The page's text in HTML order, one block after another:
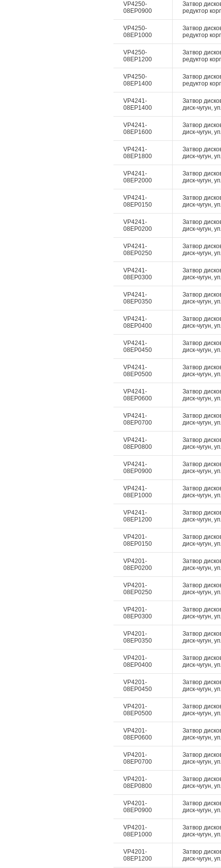
VP4250-
08EP0900
Затвор
редуктор
VP4250-
08EP1000
Затвор
редуктор
VP4250-
08EP1200
Затвор
редуктор
VP4250-
08EP1400
Затвор
редуктор
VP4241-
08EP1400
Затвор
диск-чугун,
VP4241-
08EP1600
Затвор
диск-чугун,
VP4241-
08EP1800
Затвор
диск-чугун,
VP4241-
08EP2000
Затвор
диск-чугун,
VP4241-
08EP0150
Затвор
диск-чугун,
VP4241-
08EP0200
Затвор
диск-чугун,
VP4241-
08EP0250
Затвор
диск-чугун,
VP4241-
08EP0300
Затвор
диск-чугун,
VP4241-
08EP0350
Затвор
диск-чугун,
VP4241-
08EP0400
Затвор
диск-чугун,
VP4241-
08EP0450
Затвор
диск-чугун,
VP4241-
08EP0500
Затвор
диск-чугун,
VP4241-
08EP0600
Затвор
диск-чугун,
VP4241-
08EP0700
Затвор
диск-чугун,
VP4241-
08EP0800
Затвор
диск-чугун,
VP4241-
08EP0900
Затвор
диск-чугун,
VP4241-
08EP1000
Затвор
диск-чугун,
VP4241-
08EP1200
Затвор
диск-чугун,
VP4201-
08EP0150
Затвор
диск-чугун,
VP4201-
08EP0200
Затвор
диск-чугун,
VP4201-
08EP0250
Затвор
диск-чугун,
VP4201-
08EP0300
Затвор
диск-чугун,
VP4201-
08EP0350
Затвор
диск-чугун,
VP4201-
08EP0400
Затвор
диск-чугун,
VP4201-
08EP0450
Затвор
диск-чугун,
VP4201-
08EP0500
Затвор
диск-чугун,
VP4201-
08EP0600
Затвор
диск-чугун,
VP4201-
08EP0700
Затвор
диск-чугун,
VP4201-
08EP0800
Затвор
диск-чугун,
VP4201-
08EP0900
Затвор
диск-чугун,
VP4201-
08EP1000
Затвор
диск-чугун,
VP4201-
08EP1200
Затвор
диск-чугун,